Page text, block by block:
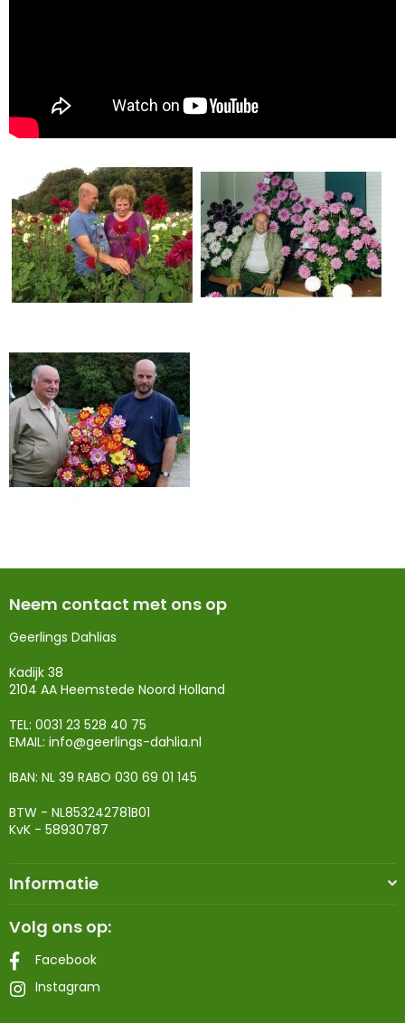
Neem contact met ons op
Geerlings Dahlias
Kadijk 38
2104 AA Heemstede Noord Holland
TEL: 0031 23 528 40 75
EMAIL: info@geerlings-dahlia.nl
IBAN: NL 39 RABO 030 69 01 145
BTW - NL853242781B01
KvK - 58930787
Informatie
Volg ons op:
Facebook
Instagram